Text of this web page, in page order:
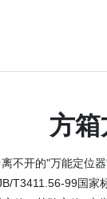
方
不开的"万能定
T3411.56-99国